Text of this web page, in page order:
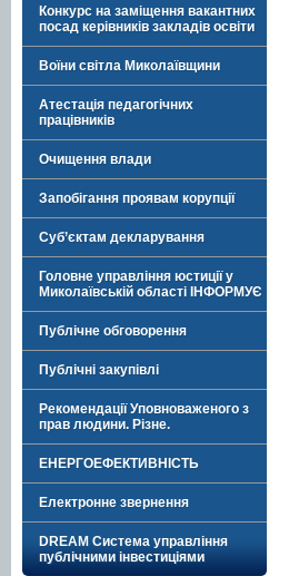
Конкурс на заміщення вакантних
посад керівників закладів освіти
Воїни світла Миколаївщини
Атестація педагогічних
працівників
Очищення влади
Запобігання проявам корупції
Суб’єктам декларування
Головне управління юстиції у
Миколаївській області ІНФОРМУЄ
Публічне обговорення
Публічні закупівлі
Рекомендації Уповноваженого з
прав людини. Різне.
ЕНЕРГОЕФЕКТИВНІСТЬ
Електронне звернення
DREAM Система управління
публічними інвестиціями